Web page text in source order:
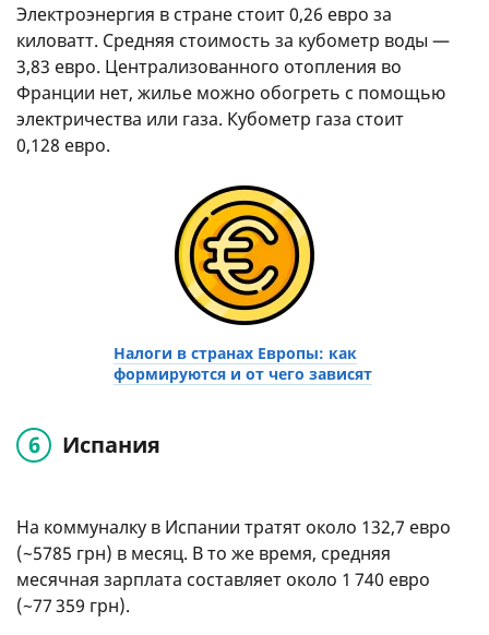
Электроэнергия в стране стоит 0,26 евро за
киловатт. Средняя стоимость за кубометр воды —
3,83 евро. Централизованного отопления во
Франции нет, жилье можно обогреть с помощью
электричества или газа. Кубометр газа стоит
0,128 евро.
Налоги в странах Европы: как
формируются и от чего зависят
Испания
На коммуналку в Испании тратят около 132,7 евро
(~5785 грн) в месяц. В то же время, средняя
месячная зарплата составляет около 1 740 евро
(~77 359 грн).